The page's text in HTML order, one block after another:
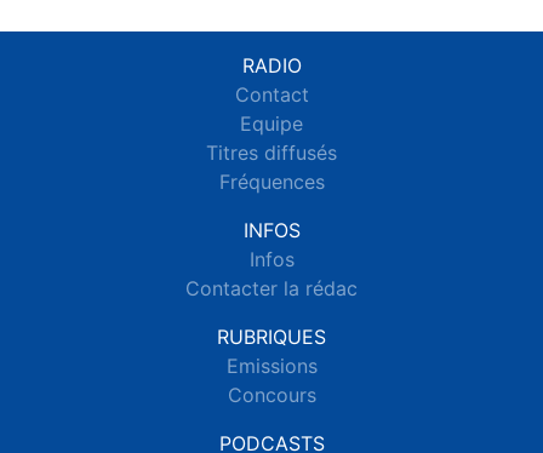
RADIO
Contact
Equipe
Titres diffusés
Fréquences
INFOS
Infos
Contacter la rédac
RUBRIQUES
Emissions
Concours
PODCASTS